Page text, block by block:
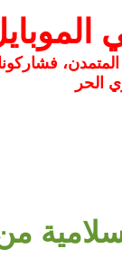
المتمدن،
الحر